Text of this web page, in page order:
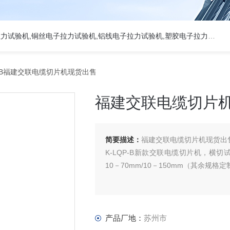
建交联电缆切片机现货出售
福建交联电缆切片
简要描述： 福建交联电缆切片机现货出
K-LQP-B新款交联电缆切片机，横切
10－70mm/10－150mm（其余规格定
产品厂地： 苏州市